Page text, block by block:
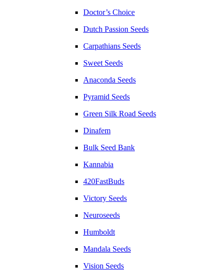
Doctor’s Choice
Dutch Passion Seeds
Carpathians Seeds
Sweet Seeds
Anaconda Seeds
Pyramid Seeds
Green Silk Road Seeds
Dinafem
Bulk Seed Bank
Kannabia
420FastBuds
Victory Seeds
Neuroseeds
Humboldt
Mandala Seeds
Vision Seeds